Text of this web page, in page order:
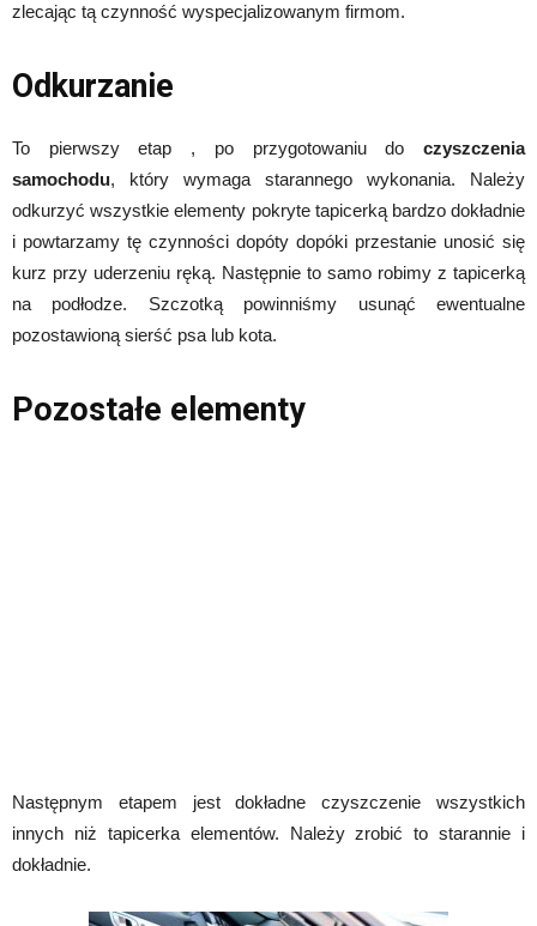
zlecając tą czynność wyspecjalizowanym firmom.
Odkurzanie
To pierwszy etap , po przygotowaniu do czyszczenia
samochodu, który wymaga starannego wykonania. Należy
odkurzyć wszystkie elementy pokryte tapicerką bardzo dokładnie
i powtarzamy tę czynności dopóty dopóki przestanie unosić się
kurz przy uderzeniu ręką. Następnie to samo robimy z tapicerką
na podłodze. Szczotką powinniśmy usunąć ewentualne
pozostawioną sierść psa lub kota.
Pozostałe elementy
Następnym etapem jest dokładne czyszczenie wszystkich
innych niż tapicerka elementów. Należy zrobić to starannie i
dokładnie.